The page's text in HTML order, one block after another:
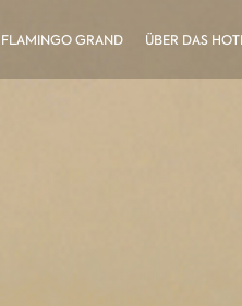
FLAMINGO GRAND ÜBER DAS